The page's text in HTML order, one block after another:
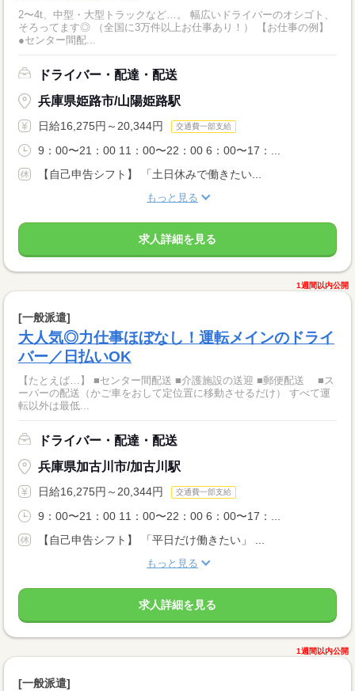
2〜4t、中型・大型トラックなど…。 幅広いドライバーのオシゴト、
そろってます◎ （全国に3万件以上お仕事あり！） 【お仕事の例】
●センター間配...
ドライバー・配達・配送
兵庫県姫路市/山陽姫路駅
日給16,275円～20,344円 交通費一部支給
9：00〜21：00 11：00〜22：00 6：00〜17：...
【自己申告シフト】 「土日休みで働きたい...
もっと見る
求人詳細を見る
1週間以内公開
[一般派遣]
大人気◎力仕事ほぼなし！運転メインのドライ
バー／日払いOK
【たとえば…】 ■センター間配送 ■介護施設の送迎 ■郵便配送 ■ス
ーパーの配送（かご車をおして定位置に移動させるだけ） すべて運
転以外は最低...
ドライバー・配達・配送
兵庫県加古川市/加古川駅
日給16,275円～20,344円 交通費一部支給
9：00〜21：00 11：00〜22：00 6：00〜17：...
【自己申告シフト】 「平日だけ働きたい」 ...
もっと見る
求人詳細を見る
1週間以内公開
[一般派遣]